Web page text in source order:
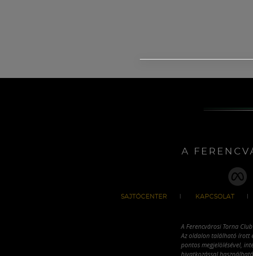
A
SAJTÓCENTER KAPCSOLAT
A Ferencvárosi Torna
Az oldalon található írott
pontos megjelölésével,
hivatkozással